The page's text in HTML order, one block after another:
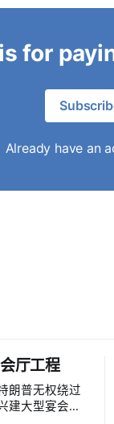
for
Already have an
厅工程
朗普无权绕过
建大型宴会